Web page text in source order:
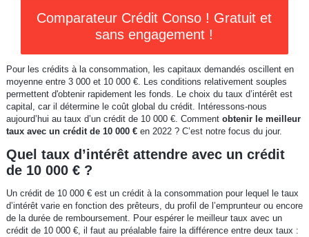
Comparateur Crédit Conso ! Gratuit et
sans engagement !
Pour les crédits à la consommation, les capitaux demandés oscillent en
moyenne entre 3 000 et 10 000 €. Les conditions relativement souples
permettent d'obtenir rapidement les fonds. Le choix du taux d’intérêt est
capital, car il détermine le coût global du crédit. Intéressons-nous
aujourd’hui au taux d’un crédit de 10 000 €. Comment obtenir le meilleur
taux avec un crédit de 10 000 € en 2022 ? C’est notre focus du jour.
Quel taux d’intérêt attendre avec un crédit
de 10 000 € ?
Un crédit de 10 000 € est un crédit à la consommation pour lequel le taux
d’intérêt varie en fonction des prêteurs, du profil de l’emprunteur ou encore
de la durée de remboursement. Pour espérer le meilleur taux avec un
crédit de 10 000 €, il faut au préalable faire la différence entre deux taux :